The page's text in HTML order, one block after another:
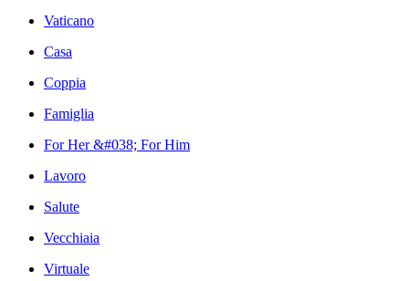
Vaticano
Casa
Coppia
Famiglia
For Her &#038; For Him
Lavoro
Salute
Vecchiaia
Virtuale